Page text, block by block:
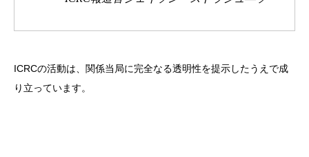
ICRCの活動は、関係当局に完全なる透明性を提示したうえで成
り立っています。